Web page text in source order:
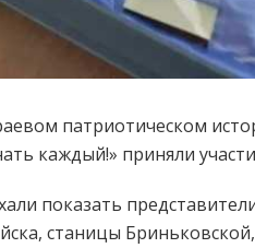
патриотическом
каждый!» приняли
показать
станицы